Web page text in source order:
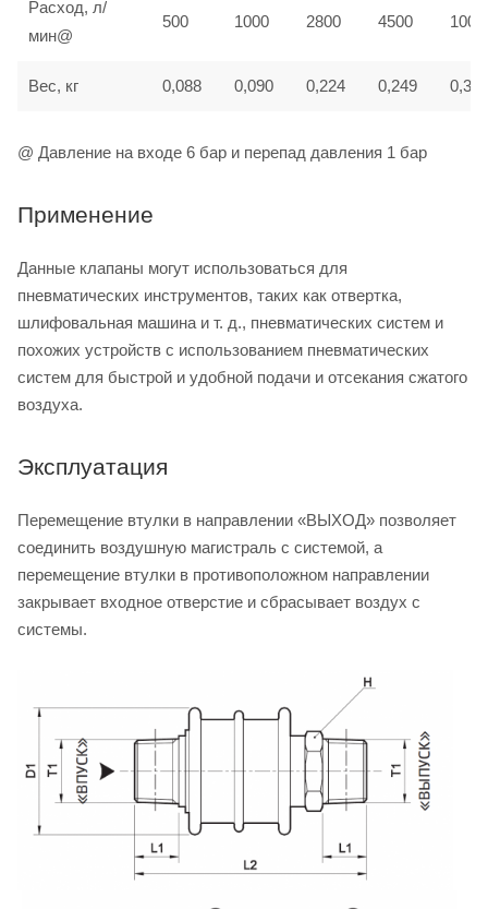
Расход, л/
мин@
500 1000 2800 4500
Вес, кг 0,088 0,090 0,224 0,249 0,370
@ Давление на входе 6 бар и перепад давления 1 бар
Применение
Данные клапаны могут использоваться для
пневматических инструментов, таких как отвертка,
шлифовальная машина и т. д., пневматических систем и
похожих устройств с использованием пневматических
систем для быстрой и удобной подачи и отсекания сжатого
воздуха.
Эксплуатация
Перемещение втулки в направлении «ВЫХОД» позволяет
соединить воздушную магистраль с системой, а
перемещение втулки в противоположном направлении
закрывает входное отверстие и сбрасывает воздух с
системы.